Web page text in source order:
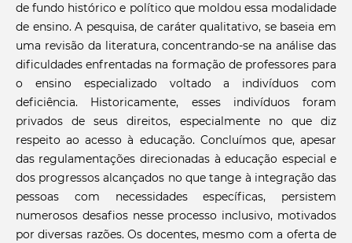
de fundo histórico e político que moldou essa modalidade
de ensino. A pesquisa, de caráter qualitativo, se baseia em
uma revisão da literatura, concentrando-se na análise das
dificuldades enfrentadas na formação de professores para
o ensino especializado voltado a indivíduos com
deficiência. Historicamente, esses indivíduos foram
privados de seus direitos, especialmente no que diz
respeito ao acesso à educação. Concluímos que, apesar
das regulamentações direcionadas à educação especial e
dos progressos alcançados no que tange à integração das
pessoas com necessidades específicas, persistem
numerosos desafios nesse processo inclusivo, motivados
por diversas razões. Os docentes, mesmo com a oferta de